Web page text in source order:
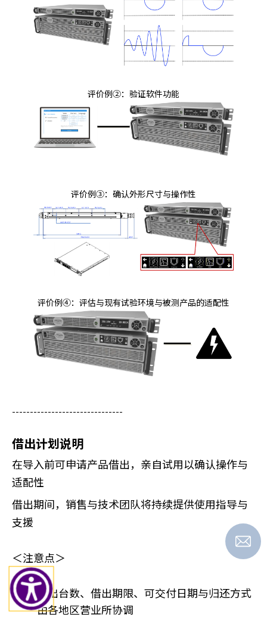
评价例②：验证软件功能
评价例③：确认外形尺寸与操作性
评价例④：评估与现有试验环境与被测产品的适配性
-------------------------------
借出计划说明
在导入前可申请产品借出，亲自试用以确认操作与
适配性
借出期间，销售与技术团队将持续提供使用指导与
支援
＜注意点＞
借出台数、借出期限、可交付日期与归还方式
由各地区营业所协调